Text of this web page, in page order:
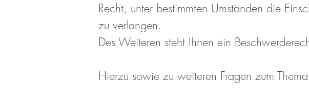
Recht, unter bestimmten Umständen die
zu verlangen.
Des Weiteren steht Ihnen ein
Hierzu sowie zu weiteren Fragen zum